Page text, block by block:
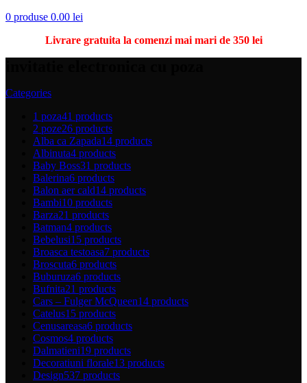
0 produse 0.00 lei
Livrare gratuita la comenzi mai mari de 350 lei
Categories
1 poza41 products
2 poze26 products
Alba ca Zapada14 products
Albinuta4 products
Baby Boss31 products
Balerina6 products
Balon aer cald14 products
Bambi10 products
Barza21 products
Batman4 products
Bebelusi15 products
Broasca testoasa7 products
Broscuta6 products
Buburuza6 products
Bufnita21 products
Cars – Fulger McQueen14 products
Catelus15 products
Cenusareasa6 products
Cosmos4 products
Dalmatieni19 products
Decoratiuni florale13 products
Design537 products